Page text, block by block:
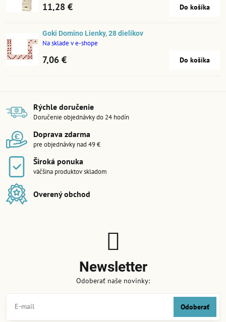
11,28 € Do košíka
Goki Domino Lienky, 28 dielikov
Na sklade v e-shope
7,06 € Do košíka
Rýchle doručenie
Doručenie objednávky do 24 hodín
Doprava zdarma
pre objednávky nad 49 €
Široká ponuka
väčšina produktov skladom
Overený obchod
Newsletter
Odoberať naše novinky:
Odoberať